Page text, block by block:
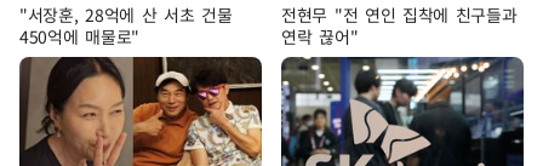
"서장훈, 28억에 산 서초 건물
450억에 매물로"
전현무 "전 연인 집착에 친구들과
연락 끊어"